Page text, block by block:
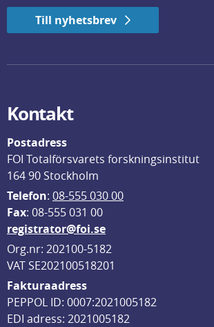
Till nyhetsbrev
Kontakt
Postadress
FOI Totalförsvarets forskningsinstitut
164 90 Stockholm
Telefon: 08-555 030 00
Fax: 08-555 031 00
registrator@foi.se
Org.nr: 202100-5182
VAT SE202100518201
Fakturaadress
PEPPOL ID: 0007:2021005182
EDI adress: 2021005182